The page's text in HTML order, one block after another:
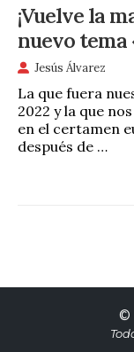
¡Vuelve la
nuevo tema
Jesús Álvarez
La que fuera
2022 y la que
en el certamen
después de …
©